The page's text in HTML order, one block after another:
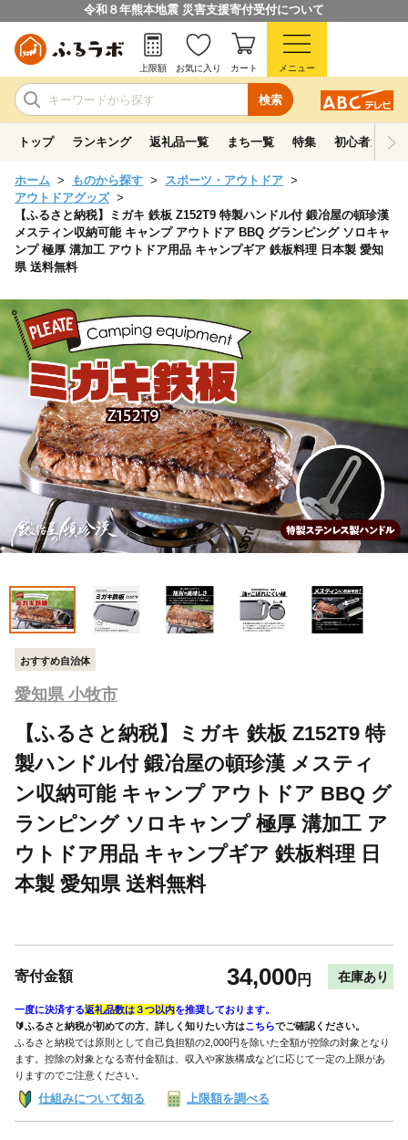
令和８年熊本地震 災害支援寄付受付について
検索
上限額 お気に入り カート メニュー
トップ ランキング 返礼品一覧 まち一覧 特集 初心者ガイド
ホーム ものから探す
スポーツ・アウトドア
アウトドアグッズ
【ふるさと納税】ミガキ 鉄板 Z152T9 特製ハンドル付 鍛冶屋の頓珍漢
メスティン収納可能 キャンプ アウトドア BBQ グランピング ソロキャ
ンプ 極厚 溝加工 アウトドア用品 キャンプギア 鉄板料理 日本製 愛知
県 送料無料
おすすめ自治体
愛知県 小牧市
【ふるさと納税】ミガキ 鉄板 Z152T9 特
製ハンドル付 鍛冶屋の頓珍漢 メスティ
ン収納可能 キャンプ アウトドア BBQ グ
ランピング ソロキャンプ 極厚 溝加工 ア
ウトドア用品 キャンプギア 鉄板料理 日
本製 愛知県 送料無料
寄付金額 34,000円 在庫あり
一度に決済する返礼品数は３つ以内を推奨しております。
🔰ふるさと納税が初めての方、詳しく知りたい方はこちらでご確認ください。
ふるさと納税では原則として自己負担額の2,000円を除いた全額が控除の対象となり
ます。控除の対象となる寄付金額は、収入や家族構成などに応じて一定の上限があ
りますのでご注意ください。
仕組みについて知る 上限額を調べる